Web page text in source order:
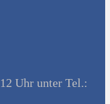
Uhr unter Tel.: